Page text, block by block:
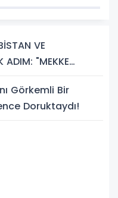
VE
ADIM: "MEKKE
Görkemli Bir
Doruktaydı!